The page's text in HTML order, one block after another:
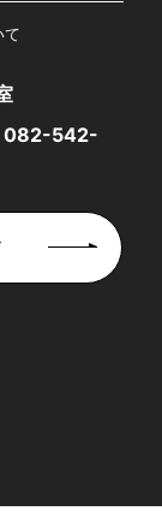
て
082-542-